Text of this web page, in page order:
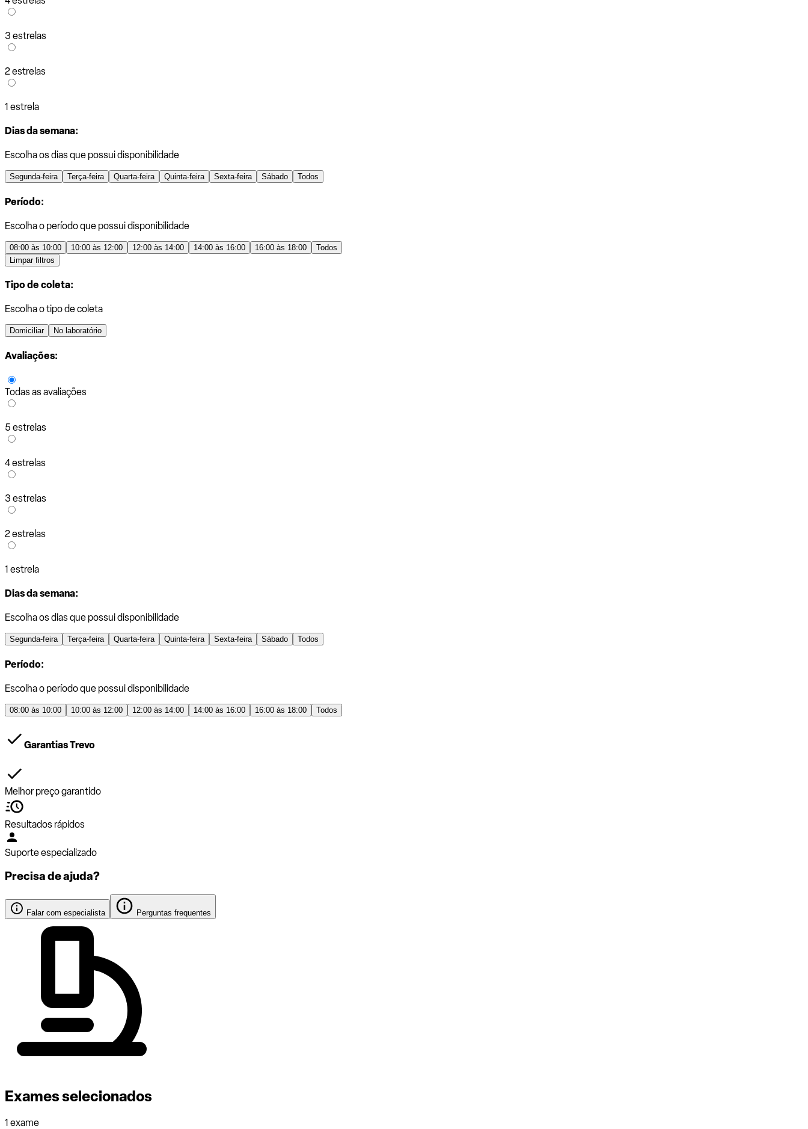
3 estrelas
2 estrelas
1 estrela
Dias da semana:
Escolha os dias que possui disponibilidade
Segunda-feira Terça-feira Quarta-feira Quinta-feira Sexta-feira Sábado Todos
Período:
Escolha o período que possui disponibilidade
08:00 às 10:00 10:00 às 12:00 12:00 às 14:00 14:00 às 16:00 16:00 às 18:00
Todos
Limpar filtros
Tipo de coleta:
Escolha o tipo de coleta
Domiciliar No laboratório
Avaliações:
Todas as avaliações
5 estrelas
4 estrelas
3 estrelas
2 estrelas
1 estrela
Dias da semana:
Escolha os dias que possui disponibilidade
Segunda-feira Terça-feira Quarta-feira Quinta-feira Sexta-feira Sábado Todos
Período:
Escolha o período que possui disponibilidade
08:00 às 10:00 10:00 às 12:00 12:00 às 14:00 14:00 às 16:00 16:00 às 18:00 Todos
Garantias Trevo
Melhor preço garantido
Resultados rápidos
Suporte especializado
Precisa de ajuda?
Falar com especialista Perguntas frequentes
Exames selecionados
1 exame